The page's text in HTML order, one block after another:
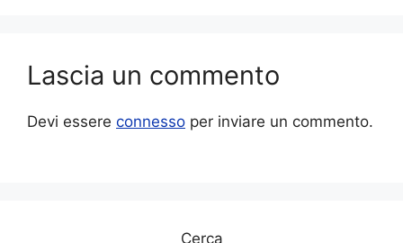
Lascia un commento
Devi essere connesso per inviare un commento.
Cerca